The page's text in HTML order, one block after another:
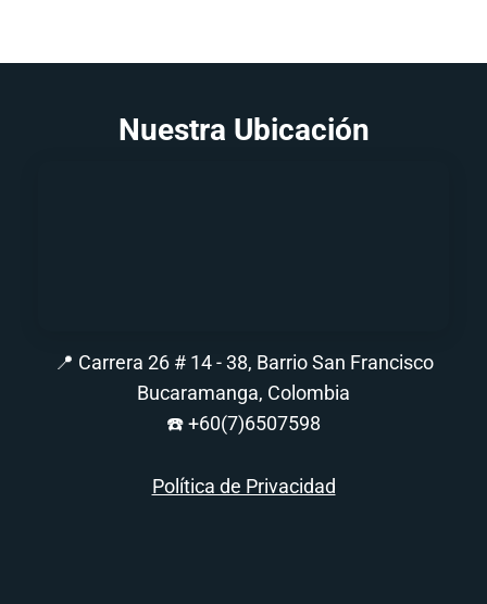
Nuestra Ubicación
📍 Carrera 26 # 14 - 38, Barrio San Francisco
Bucaramanga, Colombia
☎️+60(7)6507598
Política de Privacidad